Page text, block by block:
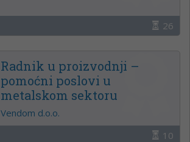
26
Radnik u proizvodnji –
pomoćni poslovi u
metalskom sektoru
Vendom d.o.o.
10